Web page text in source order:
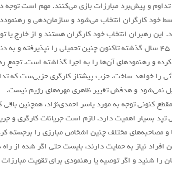
و پیش‌برد مبارزات بازی می‌کنند. مهم است توجه
خود کارگران انتخاب می‌شود و سازمان‌دهی و
این رهبران انتخاب خود کارگران هستند و از خارج
طبقه کارگر از ۴۵ سال گذشته تاکنون چنین تحمیلی را
و رهنمودهای آن‌ها را به اجرا گذاشته است. تجمع
را خواهد ساخت. حزب پیشتاز کارگری حزبی‌ست که
نمی‌شود و هدفش تغییر ظاهری مهره‌های رژیم نیست.
کنونی توجه به مورد یاسر احمدی‌نژاد، همچنین
تپد بسیار اهمیت دارد. لازم است جریانات کارگری و
مصاحبه‌های مختلف چنین اشخاص مبارزی را برجسته
افراد نیاز به حمایت دارند، بایست حتی اگر شده از راه
را شنید و اگر توصیه یا رهنمودی برای تقویت